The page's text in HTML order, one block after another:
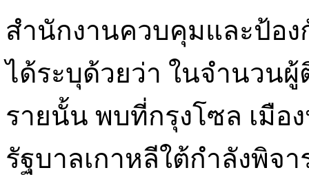
สำนักงานควบคุมและป้อ
ได้ระบุด้วยว่า ในจำนวนผู้
รายนั้น พบที่กรุงโซล เมือ
รัฐบาลเกาหลีใต้กำลังพิจ